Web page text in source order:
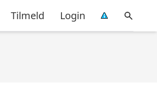
Tilmeld Login